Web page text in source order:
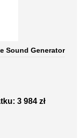
Sound Generator
3 984 zł